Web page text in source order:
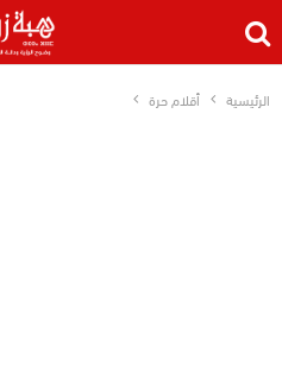
الرئيسية أقلام حرة